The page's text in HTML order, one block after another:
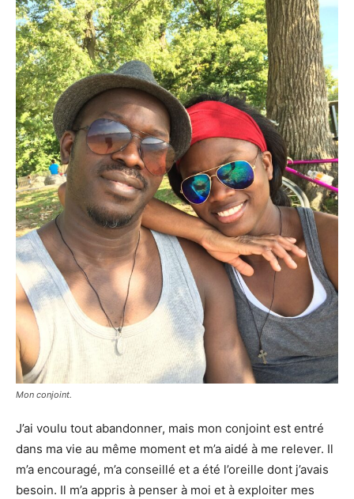
Mon conjoint.
J’ai voulu tout abandonner, mais mon conjoint est entré
dans ma vie au même moment et m’a aidé à me relever. Il
m’a encouragé, m’a conseillé et a été l’oreille dont j’avais
besoin. Il m’a appris à penser à moi et à exploiter mes